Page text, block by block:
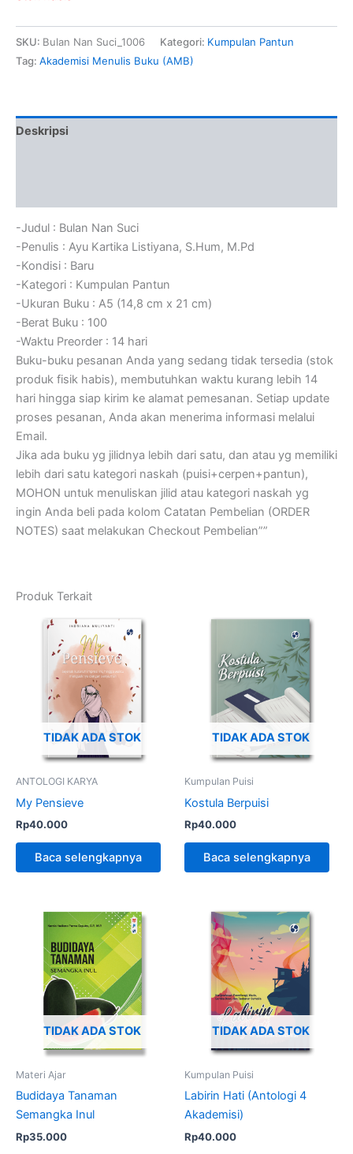
SKU: Bulan Nan Suci_1006 Kategori: Kumpulan Pantun
Tag: Akademisi Menulis Buku (AMB)
Deskripsi
-Judul : Bulan Nan Suci
-Penulis : Ayu Kartika Listiyana, S.Hum, M.Pd
-Kondisi : Baru
-Kategori : Kumpulan Pantun
-Ukuran Buku : A5 (14,8 cm x 21 cm)
-Berat Buku : 100
-Waktu Preorder : 14 hari
Buku-buku pesanan Anda yang sedang tidak tersedia (stok
produk fisik habis), membutuhkan waktu kurang lebih 14
hari hingga siap kirim ke alamat pemesanan. Setiap update
proses pesanan, Anda akan menerima informasi melalui
Email.
Jika ada buku yg jilidnya lebih dari satu, dan atau yg memiliki
lebih dari satu kategori naskah (puisi+cerpen+pantun),
MOHON untuk menuliskan jilid atau kategori naskah yg
ingin Anda beli pada kolom Catatan Pembelian (ORDER
NOTES) saat melakukan Checkout Pembelian””
Produk Terkait
TIDAK ADA STOK
ANTOLOGI KARYA
My Pensieve
Rp40.000
Baca selengkapnya
TIDAK ADA STOK
Kumpulan Puisi
Kostula Berpuisi
Rp40.000
Baca selengkapnya
TIDAK ADA STOK
Materi Ajar
Budidaya Tanaman
Semangka Inul
Rp35.000
TIDAK ADA STOK
Kumpulan Puisi
Labirin Hati (Antologi 4
Akademisi)
Rp40.000